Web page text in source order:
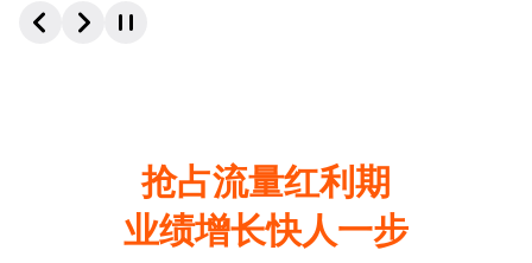
抢占流量红利期
业绩增长快人一步